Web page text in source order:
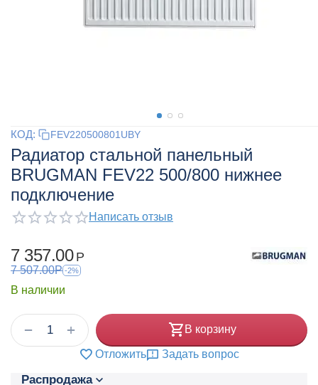
КОД: FEV220500801UBY
Радиатор стальной панельный
BRUGMAN FEV22 500/800 нижнее
подключение
Написать отзыв
7 357.00 Р
7 507.00Р -2%
В наличии
+
− В корзину
Отложить Задать вопрос
Распродажа